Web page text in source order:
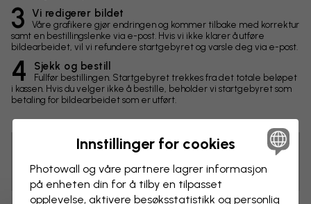
3 Vi redigerer bildet
Våre grafikere gjør endringen og kommer tilbake med korrektur
samt en bestillingslenke via e-post. Hvis vi ikke klarer å utføre
bildearbeidet, vil vi refundere startgebyret og varsle deg via e-post.
4 Sjekk og bestill
Fullfør bestillingen. Startgebyret trekkes fra det totale beløpet
i kassen. Hvis du velger ikke å bestille, beholder vi startgebyret som
betaling for bildearbeidet som er utført.
Tips! Du kan klikke på bildet for å lage en markering og
skrive en kommentar.
Innstillinger for cookies
Photowall og våre partnere lagrer informasjon
på enheten din for å tilby en tilpasset
opplevelse, aktivere besøks­statistikk og personlig